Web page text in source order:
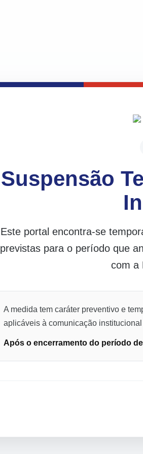
Suspensão
Este portal encontra-se
previstas para o período que
com a
A medida tem caráter preventivo e
aplicáveis à comunicação
Após o encerramento do período